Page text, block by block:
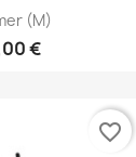
rapide
(M)
€
favorite_border